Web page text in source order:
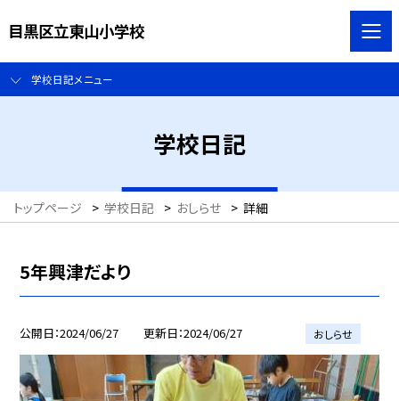
目黒区立東山小学校
学校日記メニュー
学校日記
トップページ > 学校日記 > おしらせ > 詳細
5年興津だより
公開日 2024/06/27 更新日 2024/06/27 おしらせ